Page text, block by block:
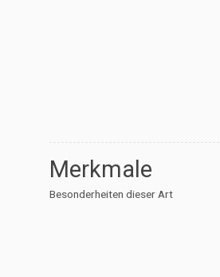
Merkmale
Besonderheiten dieser Art